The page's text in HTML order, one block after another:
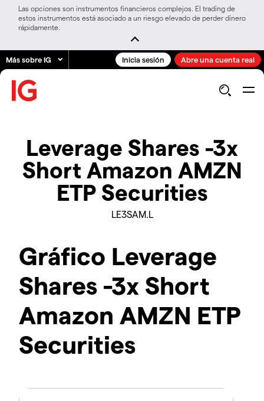
Las opciones son instrumentos financieros complejos. El trading de
estos instrumentos está asociado a un riesgo elevado de perder dinero
rápidamente.
Más sobre IG Inicia sesión Abre una cuenta real
Leverage Shares -3x
Short Amazon AMZN
ETP Securities
LE3SAM.L
Gráfico Leverage
Shares -3x Short
Amazon AMZN ETP
Securities